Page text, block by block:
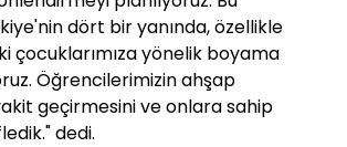
dört bir yanında, özellikle
çocuklarımıza yönelik boyama
Öğrencilerimizin ahşap
geçirmesini ve onlara sahip
dedi.